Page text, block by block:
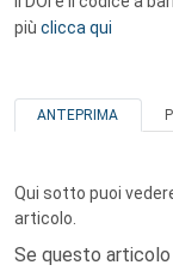
più clicca qui
ANTEPRIMA
Qui sotto puoi
articolo.
Se questo